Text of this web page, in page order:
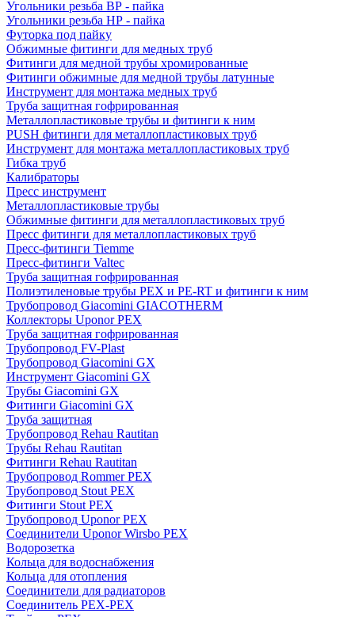
Угольники резьба ВР - пайка
Угольники резьба НР - пайка
Футорка под пайку
Обжимные фитинги для медных труб
Фитинги для медной трубы хромированные
Фитинги обжимные для медной трубы латунные
Инструмент для монтажа медных труб
Труба защитная гофрированная
Металлопластиковые трубы и фитинги к ним
PUSH фитинги для металлопластиковых труб
Инструмент для монтажа металлопластиковых труб
Гибка труб
Калибраторы
Пресс инструмент
Металлопластиковые трубы
Обжимные фитинги для металлопластиковых труб
Пресс фитинги для металлопластиковых труб
Пресс-фитинги Tiemme
Пресс-фитинги Valtec
Труба защитная гофрированная
Полиэтиленовые трубы PEX и PE-RT и фитинги к ним
Трубопровод Giacomini GIACOTHERM
Коллекторы Uponor PEX
Труба защитная гофрированная
Трубопровод FV-Plast
Трубопровод Giacomini GX
Инструмент Giacomini GX
Трубы Giacomini GX
Фитинги Giacomini GX
Труба защитная
Трубопровод Rehau Rautitan
Трубы Rehau Rautitan
Фитинги Rehau Rautitan
Трубопровод Rommer PEX
Трубопровод Stout PEX
Фитинги Stout PEX
Трубопровод Uponor PEX
Соединители Uponor Wirsbo PEX
Водорозетка
Кольца для водоснабжения
Кольца для отопления
Соединители для радиаторов
Соединитель PEX-PEX